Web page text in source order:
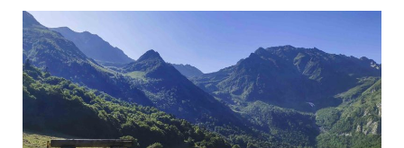
región
de
Irlanda
centrada
el